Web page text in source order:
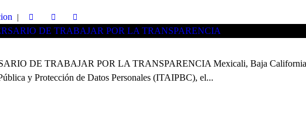
DE TRABAJAR POR LA TRANSPARENCIA Mexicali, Baja California.
y Protección de Datos Personales (ITAIPBC), el...